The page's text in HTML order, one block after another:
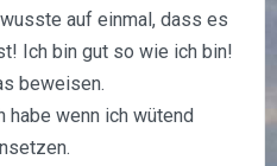
auf einmal, dass es
Ich bin gut so wie ich bin!
beweisen.
habe wenn ich wütend